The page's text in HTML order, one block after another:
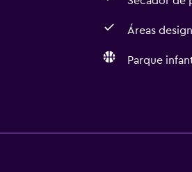
Áreas
Parque
Traslado